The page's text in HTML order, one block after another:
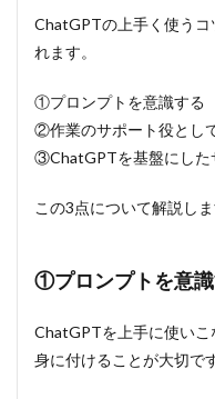
③ChatGPT
を基盤にし
を使う
3
ChatGPT
を使う際
ChatGPTの上手く使うコ
れます。
①プロンプトを意識する
②作業のサポート役とし
③ChatGPTを基盤にした
この3点について解説しま
①プロンプトを意
ChatGPTを上手に使い
身に付けることが大切です